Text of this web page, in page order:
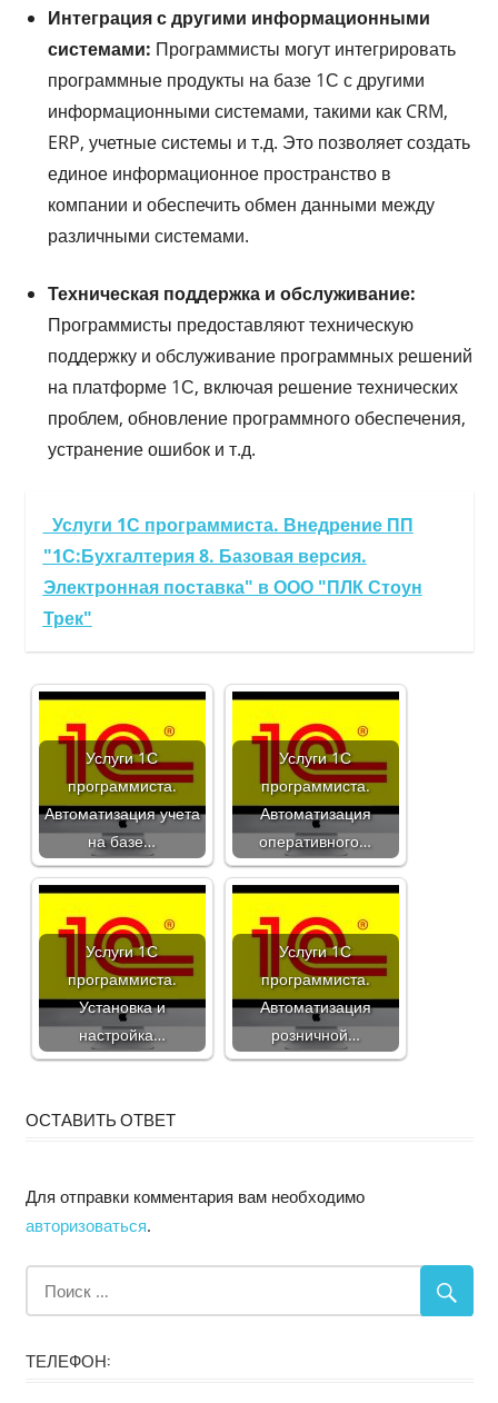
Интеграция с другими информационными
системами: Программисты могут интегрировать
программные продукты на базе 1С с другими
информационными системами, такими как CRM,
ERP, учетные системы и т.д. Это позволяет создать
единое информационное пространство в
компании и обеспечить обмен данными между
различными системами.
Техническая поддержка и обслуживание:
Программисты предоставляют техническую
поддержку и обслуживание программных решений
на платформе 1С, включая решение технических
проблем, обновление программного обеспечения,
устранение ошибок и т.д.
Услуги 1С программиста. Внедрение ПП
"1С:Бухгалтерия 8. Базовая версия.
Электронная поставка" в ООО "ПЛК Стоун
Трек"
Услуги 1С
программиста.
Автоматизация учета
на базе…
Услуги 1С
программиста.
Автоматизация
оперативного…
Услуги 1С
программиста.
Установка и
настройка…
Услуги 1С
программиста.
Автоматизация
розничной…
ОСТАВИТЬ ОТВЕТ
Для отправки комментария вам необходимо
авторизоваться.
ТЕЛЕФОН: